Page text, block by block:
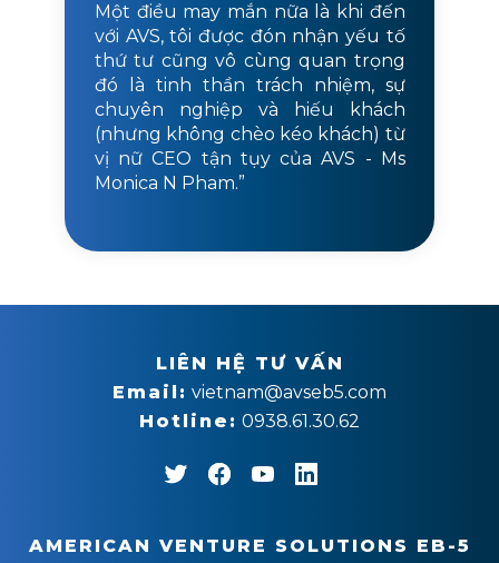
Một điều may mắn nữa là khi đến
với AVS, tôi được đón nhận yếu tố
thứ tư cũng vô cùng quan trọng
đó là tinh thần trách nhiệm, sự
chuyên nghiệp và hiếu khách
(nhưng không chèo kéo khách) từ
vị nữ CEO tận tụy của AVS - Ms
Monica N Pham.”
LIÊN HỆ TƯ VẤN
Email: vietnam@avseb5.com
Hotline: 0938.61.30.62
AMERICAN VENTURE SOLUTIONS EB-5